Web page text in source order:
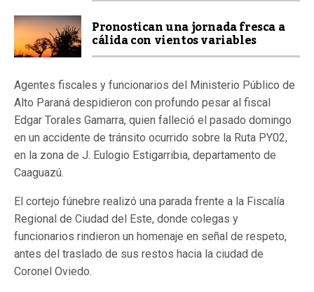
Pronostican una jornada fresca a
cálida con vientos variables
Agentes fiscales y funcionarios del Ministerio Público de
Alto Paraná despidieron con profundo pesar al fiscal
Edgar Torales Gamarra, quien falleció el pasado domingo
en un accidente de tránsito ocurrido sobre la Ruta PY02,
en la zona de J. Eulogio Estigarribia, departamento de
Caaguazú.
El cortejo fúnebre realizó una parada frente a la Fiscalía
Regional de Ciudad del Este, donde colegas y
funcionarios rindieron un homenaje en señal de respeto,
antes del traslado de sus restos hacia la ciudad de
Coronel Oviedo.